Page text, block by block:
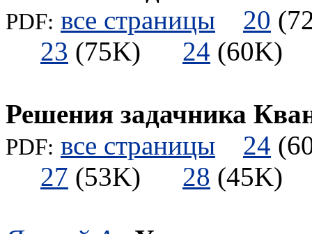
PDF: все страницы 20
23 (75K) 24
Решения задачника
PDF: все страницы 24
27 (53K) 28